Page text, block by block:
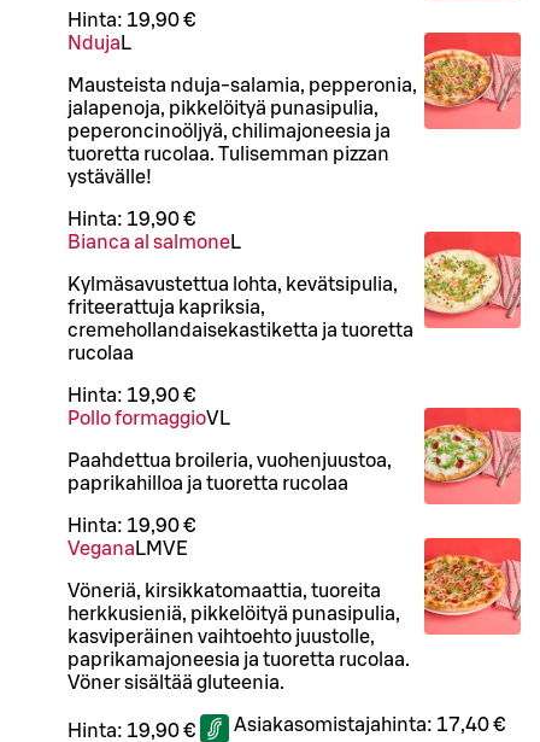
Hinta: 19,90 €
Nduja L
Mausteista nduja-salamia, pepperonia,
jalapenoja, pikkelöityä punasipulia,
peperoncinoöljyä, chilimajoneesia ja
tuoretta rucolaa. Tulisemman pizzan
ystävälle!
Hinta: 19,90 €
Bianca al salmoneL
Kylmäsavustettua lohta, kevätsipulia,
friteerattuja kapriksia,
cremehollandaisekastiketta ja tuoretta
rucolaa
Hinta: 19,90 €
Pollo formaggioVL
Paahdettua broileria, vuohenjuustoa,
paprikahilloa ja tuoretta rucolaa
Hinta: 19,90 €
Vegana LMVE
Vöneriä, kirsikkatomaattia, tuoreita
herkkusieniä, pikkelöityä punasipulia,
kasviperäinen vaihtoehto juustolle,
paprikamajoneesia ja tuoretta rucolaa.
Vöner sisältää gluteenia.
Hinta: 19,90 € Asiakasomistajahinta: 17,40 €